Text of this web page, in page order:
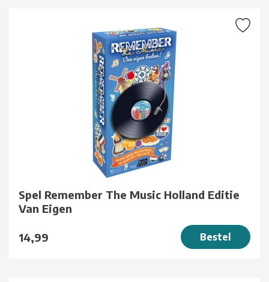
Spel Remember The Music Holland Editie
Van Eigen
14,99 Bestel